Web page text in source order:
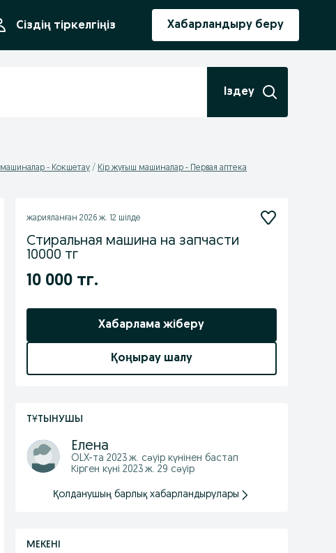
Сіздің тіркелгіңіз Хабарландыру беру
Іздеу
машиналар - Кокшетау Кір жуғыш машиналар - Первая аптека
жарияланған 2026 ж. 12 шілде
Стиральная машина на запчасти
10000 тг
10 000 тг.
Хабарлама жіберу
Қоңырау шалу
ТҰТЫНУШЫ
Елена
OLX-та 2023 ж. сәуіркүнінен бастап
Кірген күні 2023 ж. 29 сәуір
Қолданушың барлық хабарландырулары
МЕКЕНІ